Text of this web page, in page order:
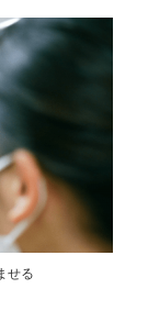
せる